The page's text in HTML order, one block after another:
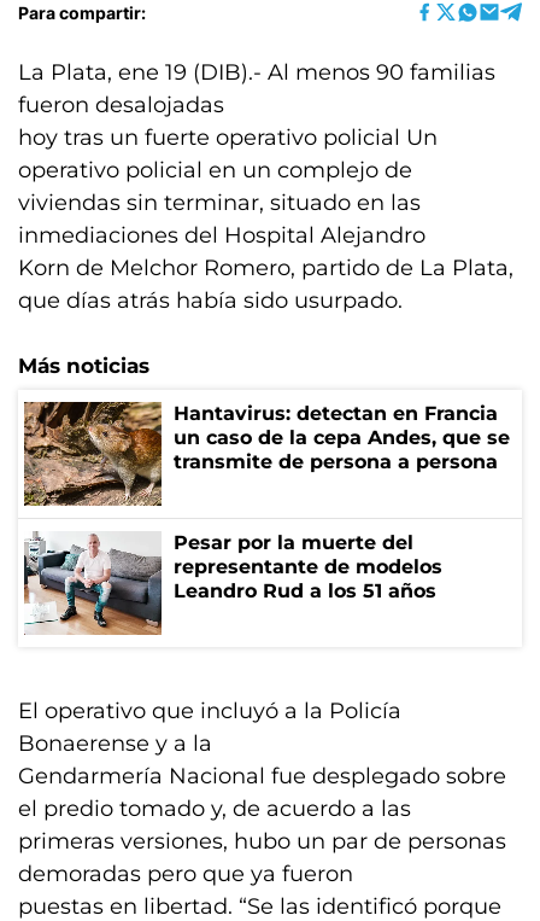
Para compartir:
La Plata, ene 19 (DIB).- Al menos 90 familias
fueron desalojadas
hoy tras un fuerte operativo policial Un
operativo policial en un complejo de
viviendas sin terminar, situado en las
inmediaciones del Hospital Alejandro
Korn de Melchor Romero, partido de La Plata,
que días atrás había sido usurpado.
Más noticias
Hantavirus: detectan en Francia
un caso de la cepa Andes, que se
transmite de persona a persona
Pesar por la muerte del
representante de modelos
Leandro Rud a los 51 años
El operativo que incluyó a la Policía
Bonaerense y a la
Gendarmería Nacional fue desplegado sobre
el predio tomado y, de acuerdo a las
primeras versiones, hubo un par de personas
demoradas pero que ya fueron
puestas en libertad. “Se las identificó porque